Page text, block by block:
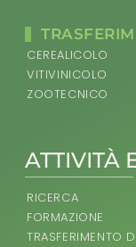
ATTIVITÀ
RICERCA
FORMAZIONE
TRASFERIMENTO
CEREALICOLO
VITIVINICOLO
ZOOTECNICO